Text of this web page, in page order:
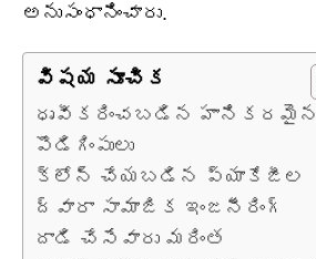
అనుసంధానించారు.
విషయ సూచిక
ధృవీకరించబడిన హానికరమైన
పొడిగింపులు
క్లోన్ చేయబడిన ప్యాకేజీల
ద్వారా సామాజిక ఇంజనీరింగ్
దాడి చేసేవారు మరింత